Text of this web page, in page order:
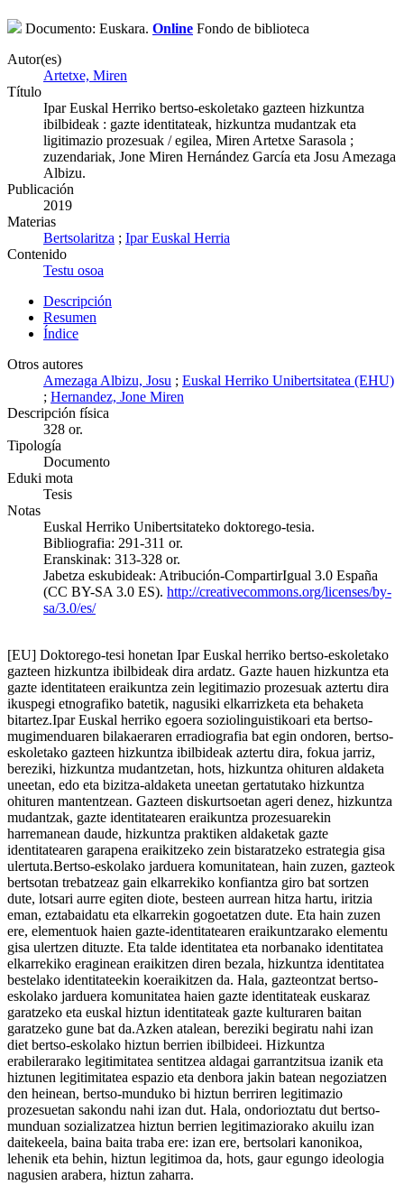
Documento: Euskara. Online Fondo de biblioteca
Autor(es)
Artetxe, Miren
Título
Ipar Euskal Herriko bertso-eskoletako gazteen hizkuntza
ibilbideak : gazte identitateak, hizkuntza mudantzak eta
ligitimazio prozesuak / egilea, Miren Artetxe Sarasola ;
zuzendariak, Jone Miren Hernández García eta Josu Amezaga
Albizu.
Publicación
2019
Materias
Bertsolaritza ; Ipar Euskal Herria
Contenido
Testu osoa
Descripción
Resumen
Índice
Otros autores
Amezaga Albizu, Josu ; Euskal Herriko Unibertsitatea (EHU)
; Hernandez, Jone Miren
Descripción física
328 or.
Tipología
Documento
Eduki mota
Tesis
Notas
Euskal Herriko Unibertsitateko doktorego-tesia.
Bibliografia: 291-311 or.
Eranskinak: 313-328 or.
Jabetza eskubideak: Atribución-CompartirIgual 3.0 España
(CC BY-SA 3.0 ES). http://creativecommons.org/licenses/by-
sa/3.0/es/
[EU] Doktorego-tesi honetan Ipar Euskal herriko bertso-eskoletako
gazteen hizkuntza ibilbideak dira ardatz. Gazte hauen hizkuntza eta
gazte identitateen eraikuntza zein legitimazio prozesuak aztertu dira
ikuspegi etnografiko batetik, nagusiki elkarrizketa eta behaketa
bitartez.Ipar Euskal herriko egoera soziolinguistikoari eta bertso-
mugimenduaren bilakaeraren erradiografia bat egin ondoren, bertso-
eskoletako gazteen hizkuntza ibilbideak aztertu dira, fokua jarriz,
bereziki, hizkuntza mudantzetan, hots, hizkuntza ohituren aldaketa
uneetan, edo eta bizitza-aldaketa uneetan gertatutako hizkuntza
ohituren mantentzean. Gazteen diskurtsoetan ageri denez, hizkuntza
mudantzak, gazte identitatearen eraikuntza prozesuarekin
harremanean daude, hizkuntza praktiken aldaketak gazte
identitatearen garapena eraikitzeko zein bistaratzeko estrategia gisa
ulertuta.Bertso-eskolako jarduera komunitatean, hain zuzen, gazteok
bertsotan trebatzeaz gain elkarrekiko konfiantza giro bat sortzen
dute, lotsari aurre egiten diote, besteen aurrean hitza hartu, iritzia
eman, eztabaidatu eta elkarrekin gogoetatzen dute. Eta hain zuzen
ere, elementuok haien gazte-identitatearen eraikuntzarako elementu
gisa ulertzen dituzte. Eta talde identitatea eta norbanako identitatea
elkarrekiko eraginean eraikitzen diren bezala, hizkuntza identitatea
bestelako identitateekin koeraikitzen da. Hala, gazteontzat bertso-
eskolako jarduera komunitatea haien gazte identitateak euskaraz
garatzeko eta euskal hiztun identitateak gazte kulturaren baitan
garatzeko gune bat da.Azken atalean, bereziki begiratu nahi izan
diet bertso-eskolako hiztun berrien ibilbideei. Hizkuntza
erabilerarako legitimitatea sentitzea aldagai garrantzitsua izanik eta
hiztunen legitimitatea espazio eta denbora jakin batean negoziatzen
den heinean, bertso-munduko bi hiztun berriren legitimazio
prozesuetan sakondu nahi izan dut. Hala, ondorioztatu dut bertso-
munduan sozializatzea hiztun berrien legitimaziorako akuilu izan
daitekeela, baina baita traba ere: izan ere, bertsolari kanonikoa,
lehenik eta behin, hiztun legitimoa da, hots, gaur egungo ideologia
nagusien arabera, hiztun zaharra.